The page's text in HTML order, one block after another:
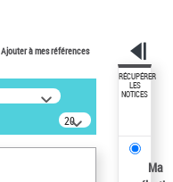
Ajouter à mes références
20
résultats/page
RÉCUPÉRER
LES
NOTICES
Ma